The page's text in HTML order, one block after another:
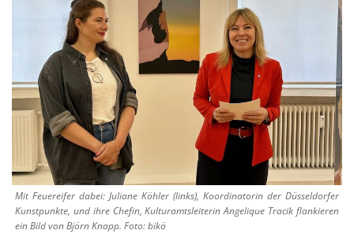
Mit Feuereifer dabei: Juliane Köhler (links), Koordinatorin der Düsseldorfer
Kunstpunkte, und ihre Chefin, Kulturamtsleiterin Angelique Tracik flankieren
ein Bild von Björn Knapp. Foto: bikö